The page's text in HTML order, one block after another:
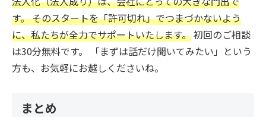
す。 そのスタートを「許可切れ」でつまづかないよう
に、私たちが全力でサポートいたします。初回のご相談
は30分無料です。 「まずは話だけ聞いてみたい」という
方も、お気軽にお越しくださいね。
まとめ